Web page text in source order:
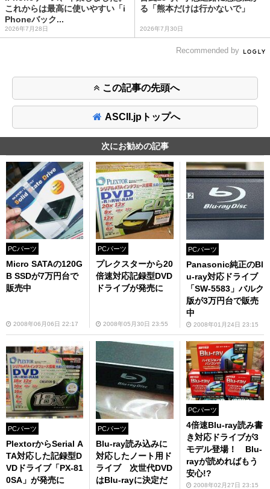
これからは最高に使いやすい「i
Phoneバック...
2026年7月28日
る「熊本だけは行かないで」
2026年7月30日
Recommended by
この記事の先頭へ
ASCII.jpトップへ
次にお勧めの記事
PCパーツ
Micro SATAの120G
B SSDが7万円台で
販売中
2008年06月06日 22:17
PCパーツ
プレクスターから20
倍速対応記録型DVD
ドライブが発売に
2008年05月30日 23:55
PCパーツ
Panasonic純正のBl
u-ray対応ドライブ
「SW-5583」バルク
版が3万円台で販売
中
2008年01月24日 23:15
PCパーツ
PlextorからSerial A
TA対応した記録型D
VDドライブ「PX-81
0SA」が発売に
PCパーツ
Blu-ray読み込みに
対応したノート用ド
ライブ 次世代DVD
はBlu-rayに決定だ
PCパーツ
4倍速Blu-ray読み書
き対応ドライブが3
モデル登場！ Blu-
rayが読めればもう
安心!?
2008年02月27日 23:15